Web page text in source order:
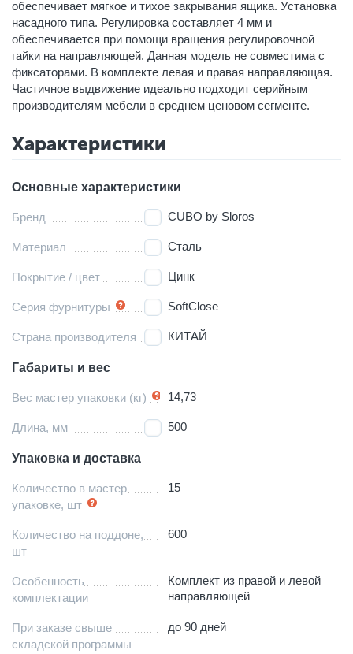
обеспечивает мягкое и тихое закрывания ящика. Установка
насадного типа. Регулировка составляет 4 мм и
обеспечивается при помощи вращения регулировочной
гайки на направляющей. Данная модель не совместима с
фиксаторами. В комплекте левая и правая направляющая.
Частичное выдвижение идеально подходит серийным
производителям мебели в среднем ценовом сегменте.
Характеристики
Основные характеристики
Бренд CUBO by Sloros
Материал Сталь
Покрытие / цвет Цинк
Серия фурнитуры SoftClose
Страна производителя КИТАЙ
Габариты и вес
Вес мастер упаковки (кг) 14,73
Длина, мм 500
Упаковка и доставка
Количество в мастер
упаковке, шт
15
Количество на поддоне,
шт
600
Особенность
комплектации
Комплект из правой и левой
направляющей
При заказе свыше
складской программы
до 90 дней